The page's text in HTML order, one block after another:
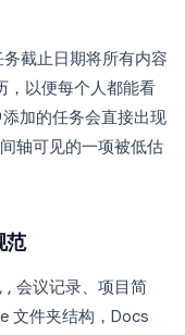
截止日期将所有内容
，以便每个人都能看
加的任务会直接出现
轴可见的一项被低估
范
, 会议记录、项目简
文件夹结构，Docs